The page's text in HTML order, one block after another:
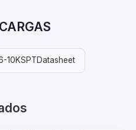
10KSPTDatasheet